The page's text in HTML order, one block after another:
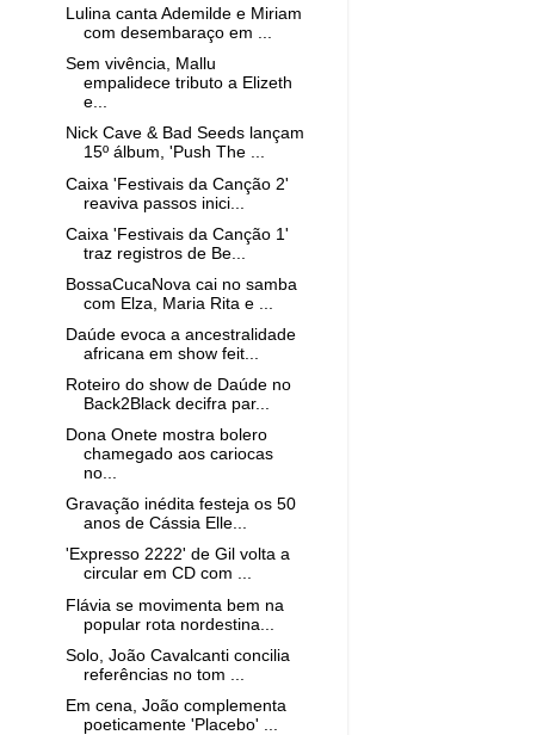
Lulina canta Ademilde e Miriam
com desembaraço em ...
Sem vivência, Mallu
empalidece tributo a Elizeth
e...
Nick Cave & Bad Seeds lançam
15º álbum, 'Push The ...
Caixa 'Festivais da Canção 2'
reaviva passos inici...
Caixa 'Festivais da Canção 1'
traz registros de Be...
BossaCucaNova cai no samba
com Elza, Maria Rita e ...
Daúde evoca a ancestralidade
africana em show feit...
Roteiro do show de Daúde no
Back2Black decifra par...
Dona Onete mostra bolero
chamegado aos cariocas
no...
Gravação inédita festeja os 50
anos de Cássia Elle...
'Expresso 2222' de Gil volta a
circular em CD com ...
Flávia se movimenta bem na
popular rota nordestina...
Solo, João Cavalcanti concilia
referências no tom ...
Em cena, João complementa
poeticamente 'Placebo' ...